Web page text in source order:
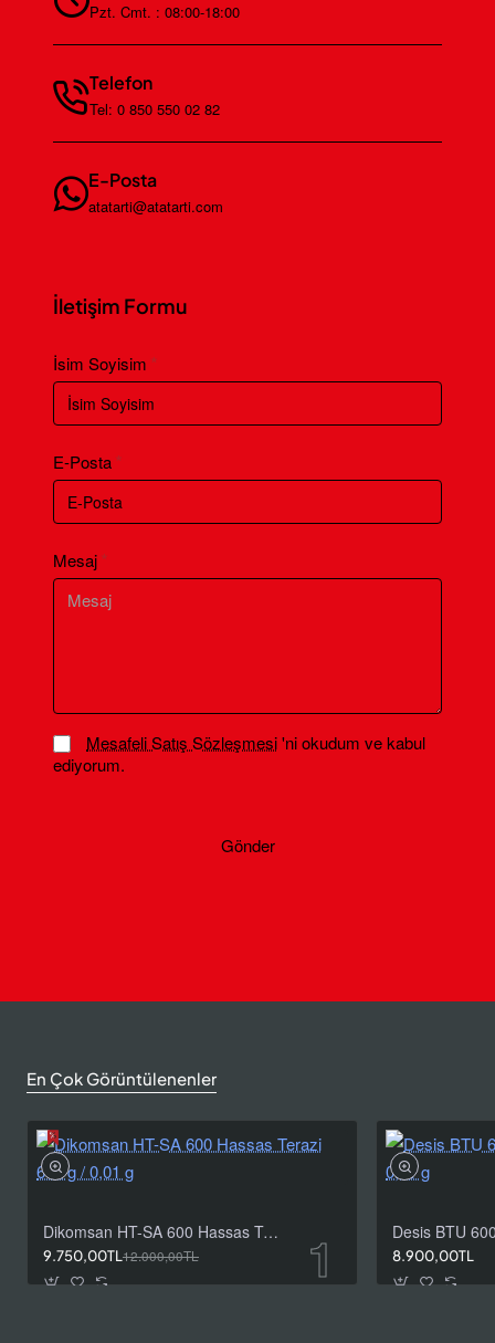
Pzt. Cmt. : 08:00-18:00
Telefon
Tel: 0 850 550 02 82
E-Posta
atatarti@atatarti.com
İletişim Formu
İsim Soyisim
E-Posta
Mesaj
Mesafeli Satış Sözleşmesi'ni okudum ve kabul
ediyorum.
Gönder
En Çok Görüntülenenler
Dikomsan HT-SA 600 Hassas Terazi 600 g / 0,01 g
9.750,00TL12.000,00TL 8.900,00TL